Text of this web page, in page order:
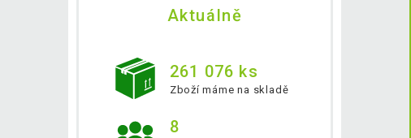
Aktuálně
261 076 ks
Zboží máme na skladě
8